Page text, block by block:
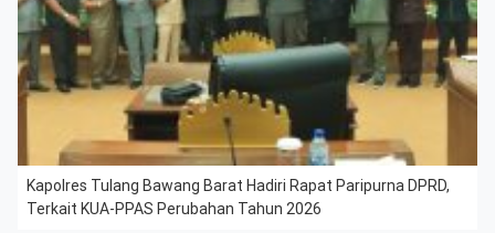
Kapolres Tulang Bawang Barat Hadiri Rapat Paripurna DPRD,
Terkait KUA-PPAS Perubahan Tahun 2026